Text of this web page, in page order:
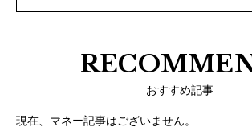
おすすめ記事
現在、マネー記事はございません。